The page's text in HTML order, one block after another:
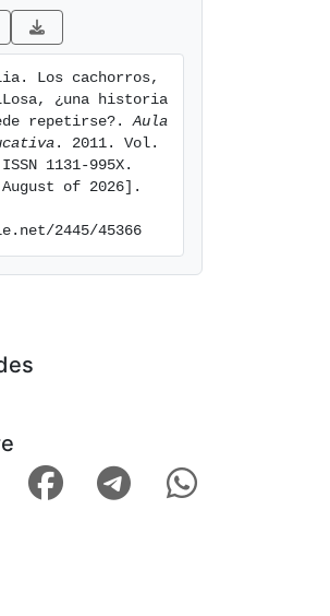
Los cachorros,
¿una historia
repetirse?. Aula
. 2011. Vol.
1131-995X.
of 2026].
2445/45366